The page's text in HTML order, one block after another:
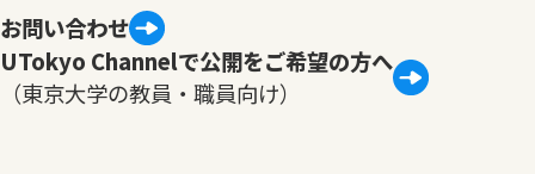
お問い合わせ
UTokyo Channelで公開をご希望の方へ
（東京大学の教員・職員向け）